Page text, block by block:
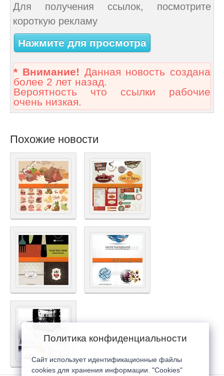
Для получения ссылок, посмотрите
короткую рекламу
Нажмите для просмотра
* Внимание! Данная новость создана
более 2 лет назад.
Вероятность что ссылки рабочие
очень низкая.
Похожие новости
Политика конфиденциальности
Сайт использует идентификационные файлы
cookies для хранения информации. "Cookies"